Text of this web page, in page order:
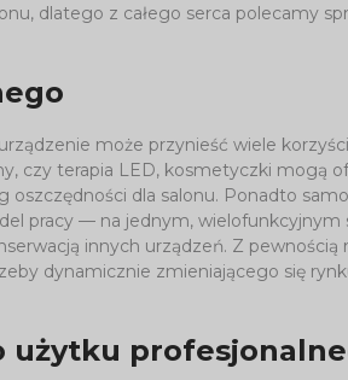
dlatego z całego serca polecamy
może przynieść wiele
czy terapia LED, kosmetyczki mogą
dla salonu. Ponadto
pracy — na jednym, wielofunkcyjnym
innych urządzeń. Z pewnością
dynamicznie zmieniającego się
użytku